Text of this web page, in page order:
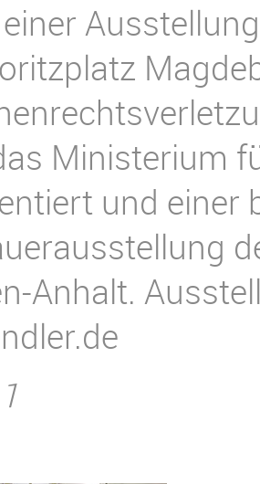
Ministerium
und einer
Anhalt.